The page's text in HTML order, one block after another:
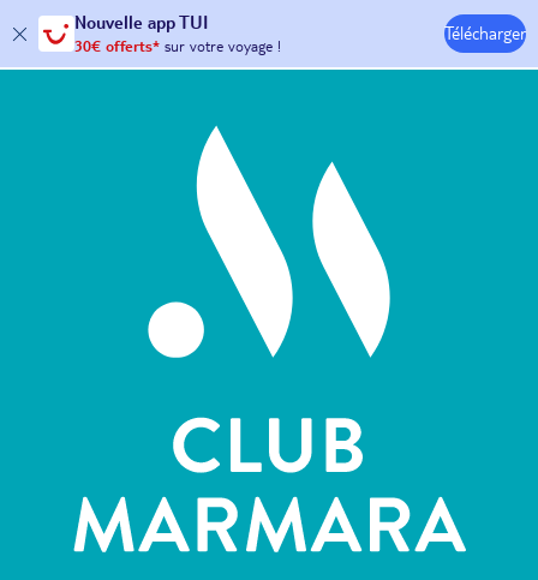
Nouvelle app TUI
30€ offerts*sur votre
avec le code :HAPPYAPP
Télécharger
Hôtels & Clubs